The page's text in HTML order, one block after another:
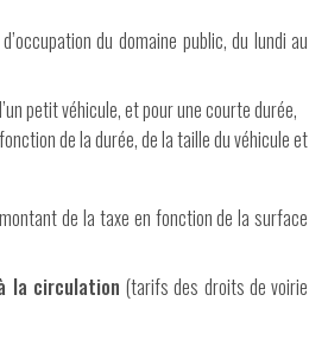
du domaine public, du lundi au
petit véhicule, et pour une courte durée,
de la durée, de la taille du véhicule et
de la taxe en fonction de la surface
la circulation(tarifs des droits de voirie